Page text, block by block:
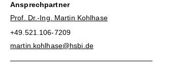
Ansprechpartner
Prof. Dr.-Ing. Martin Kohlhase
+49.521.106-7209
martin.kohlhase@hsbi.de